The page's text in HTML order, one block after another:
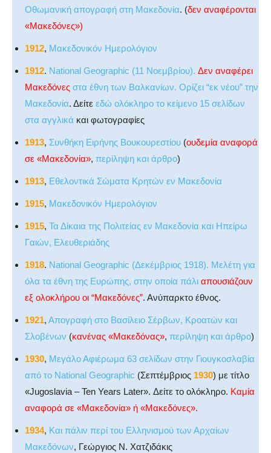
Οθωμανική απογραφή στη Μακεδονία. (δεν αναφέρονται
«Μακεδόνες»)
1912, Μακεδονικόν Ημερολόγιον
1912. National Geographic (11 Νοεμβρίου). Δεν αναφέρει
Μακεδόνες στα έθνη των Βαλκανίων. Ορίζει “εκ νέου” την
Μακεδονία. Δείτε εδώ ολόκληρο το κείμενο 15 σελίδων
στα αγγλικά και φωτογραφίες
1913, Συνθήκη Ειρήνης Βουκουρεστίου (ουδεμία αναφορά
σε «Μακεδονία», περίληψη και άρθρο)
1913, Εθελοντικά Σώματα Κρητών εν Μακεδονία
1915, Μακεδονικόν Ημερολόγιον
1915, Τα Δίκαια της Πολιτείας εν Μακεδονία και Ηπείρω
Γαιών, Ελευθεριάδης
1918. National Geographic (Δεκέμβριος 1918). Μελέτη για
όλα τα έθνη της Ευρώπης, στην οποία πάλι απουσιάζουν
εξ ολοκλήρου οι “Μακεδόνες”. Ανύπαρκτο έθνος.
1921, Απογραφή στο Βασίλειο Σέρβων, Κροατών και
Σλοβένων (κανένας «Μακεδόνας», περίληψη και άρθρο)
1930, Μεγάλο Αφιέρωμα 63 σελίδων στην Γιουγκοσλαβία
από το National Geographic (Σεπτέμβριος 1930) με τίτλο
«Jugoslavia – Ten Years Later». Δείτε το ολόκληρο. Καμία
αναφορά σε «Μακεδονία» ή «Μακεδόνες».
1934, Και πάλιν περί του Ελληνισμού των Αρχαίων
Μακεδόνων, Γεώργιος Ν. Χατζιδάκις